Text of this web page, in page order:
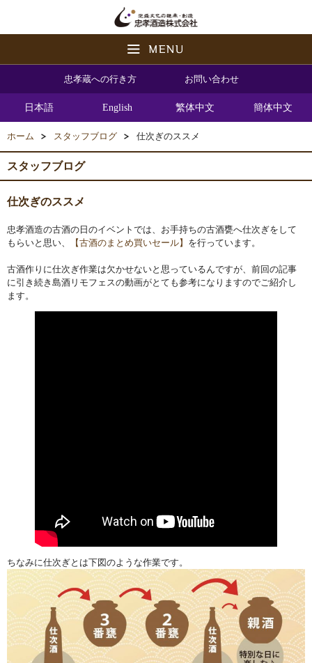
忠孝蔵への行き方 お問い合わせ
日本語 English 繁体中文 簡体中文
ホーム スタッフブログ 仕次ぎのススメ
スタッフブログ
仕次ぎのススメ
忠孝酒造の古酒の日のイベントでは、お手持ちの古酒甕へ仕次ぎをして
もらいと思い、
【古酒のまとめ買いセール】 を行っています。
古酒作りに仕次ぎ作業は欠かせないと思っているんですが、前回の記事
に引き続き島酒リモフェスの動画がとても参考になりますのでご紹介し
ます。
ちなみに仕次ぎとは下図のような作業です。